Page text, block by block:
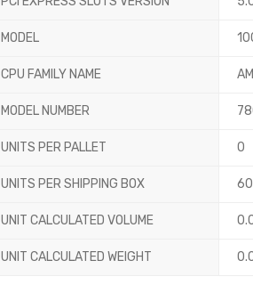
MODEL
CPU FAMILY NAME
MODEL NUMBER
UNITS PER PALLET 0
UNITS PER SHIPPING BOX 60
UNIT CALCULATED VOLUME
UNIT CALCULATED WEIGHT